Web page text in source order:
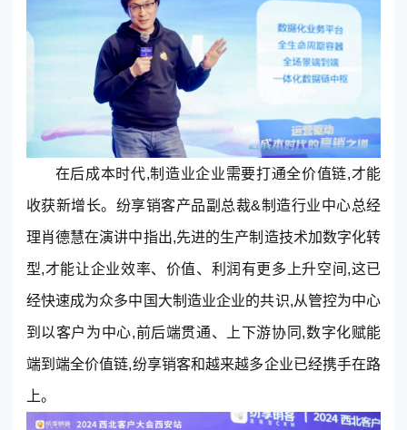
在后成本时代,制造业企业需要打通全价值链,才能
收获新增长。纷享销客产品副总裁&制造行业中心总经
理肖德慧在演讲中指出,先进的生产制造技术加数字化转
型,才能让企业效率、价值、利润有更多上升空间,这已
经快速成为众多中国大制造业企业的共识,从管控为中心
到以客户为中心,前后端贯通、上下游协同,数字化赋能
端到端全价值链,纷享销客和越来越多企业已经携手在路
上。